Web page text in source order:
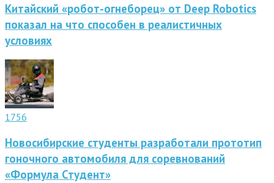
Китайский «робот-огнеборец» от Deep Robotics
показал на что способен в реалистичных
условиях
1756
Новосибирские студенты разработали прототип
гоночного автомобиля для соревнований
«Формула Студент»